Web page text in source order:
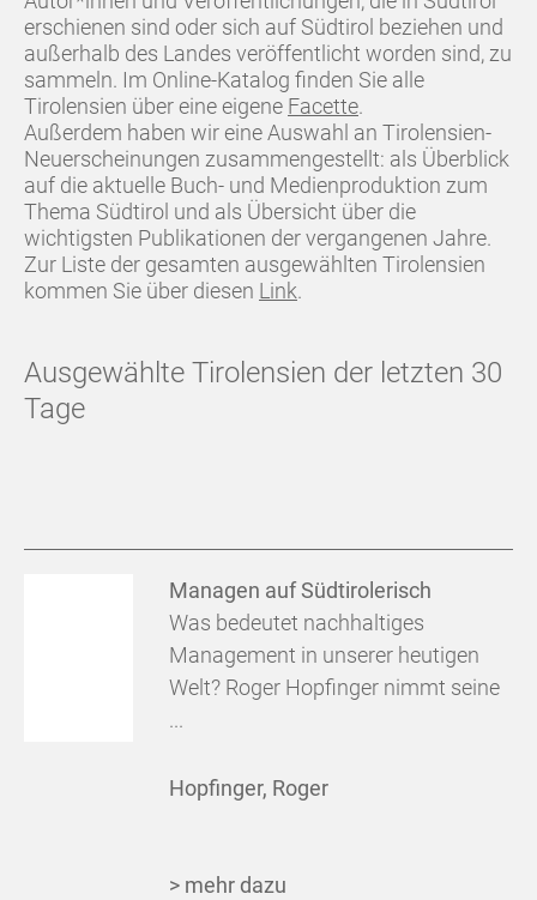
erschienen sind oder sich auf Südtirol beziehen und
außerhalb des Landes veröffentlicht worden sind, zu
sammeln. Im Online-Katalog finden Sie alle
Tirolensien über eine eigene Facette.
Außerdem haben wir eine Auswahl an Tirolensien-
Neuerscheinungen zusammengestellt: als Überblick
auf die aktuelle Buch- und Medienproduktion zum
Thema Südtirol und als Übersicht über die
wichtigsten Publikationen der vergangenen Jahre.
Zur Liste der gesamten ausgewählten Tirolensien
kommen Sie über diesen Link.
Ausgewählte Tirolensien der letzten 30
Tage
Managen auf Südtirolerisch
Was bedeutet nachhaltiges
Management in unserer heutigen
Welt? Roger Hopfinger nimmt seine
...
Hopfinger, Roger
> mehr dazu